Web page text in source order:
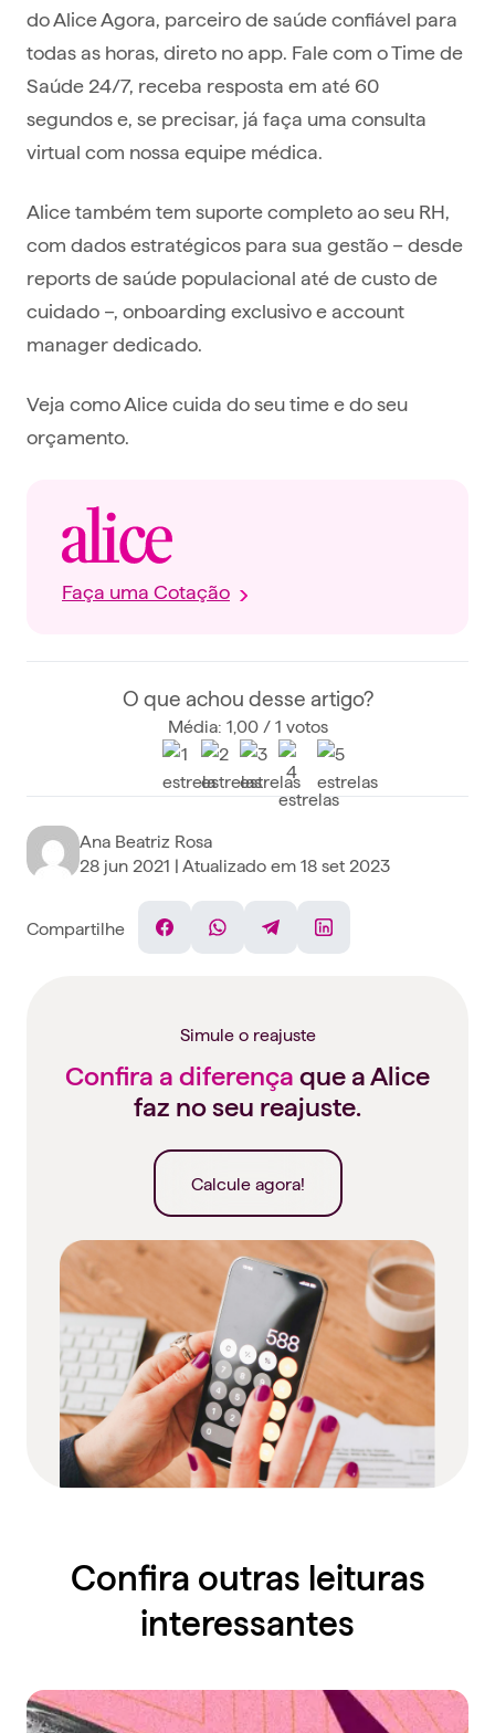
do Alice Agora, parceiro de saúde confiável para
todas as horas, direto no app. Fale com o Time de
Saúde 24/7, receba resposta em até 60
segundos e, se precisar, já faça uma consulta
virtual com nossa equipe médica.
Alice também tem suporte completo ao seu RH,
com dados estratégicos para sua gestão – desde
reports de saúde populacional até de custo de
cuidado –, onboarding exclusivo e account
manager dedicado.
Veja como Alice cuida do seu time e do seu
orçamento.
Faça uma Cotação
O que achou desse artigo?
Média: 1,00 / 1 votos
Ana Beatriz Rosa
28 jun 2021 | Atualizado em 18 set 2023
Compartilhe
FacebookWhatsAppTelegramLinkedin
Simule o reajuste
Confira a diferença que a Alice
faz no seu reajuste.
Calcule agora!
Confira outras leituras
interessantes